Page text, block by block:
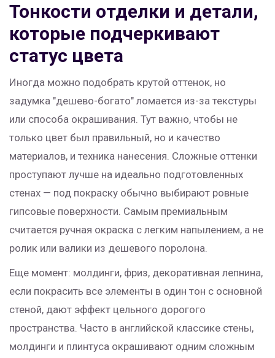
Тонкости отделки и детали,
которые подчеркивают
статус цвета
Иногда можно подобрать крутой оттенок, но
задумка "дешево-богато" ломается из-за текстуры
или способа окрашивания. Тут важно, чтобы не
только цвет был правильный, но и качество
материалов, и техника нанесения. Сложные оттенки
проступают лучше на идеально подготовленных
стенах — под покраску обычно выбирают ровные
гипсовые поверхности. Самым премиальным
считается ручная окраска с легким напылением, а не
ролик или валики из дешевого поролона.
Еще момент: молдинги, фриз, декоративная лепнина,
если покрасить все элементы в один тон с основной
стеной, дают эффект цельного дорогого
пространства. Часто в английской классике стены,
молдинги и плинтуса окрашивают одним сложным